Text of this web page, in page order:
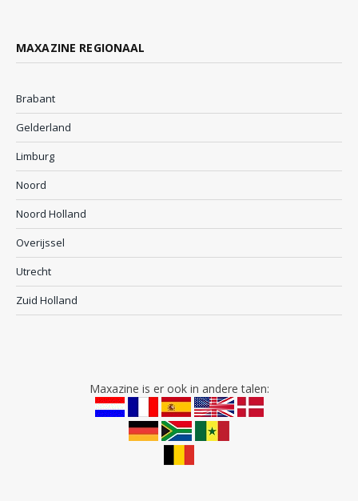
MAXAZINE REGIONAAL
Brabant
Gelderland
Limburg
Noord
Noord Holland
Overijssel
Utrecht
Zuid Holland
Maxazine is er ook in andere talen: